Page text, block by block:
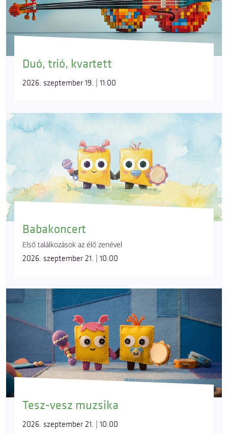
Duó, trió, kvartett
2026. szeptember 19. | 11:00
Babakoncert
Első találkozások az élő zenével
2026. szeptember 21. | 10:00
Tesz-vesz muzsika
2026. szeptember 21. | 10:00